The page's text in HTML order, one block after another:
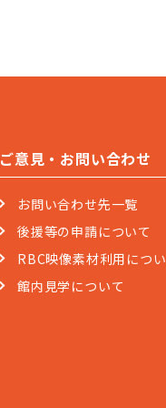
ご意見・お問い合わせ
お問い合わせ先一覧
後援等の申請について
RBC映像素材利用につ
館内見学について